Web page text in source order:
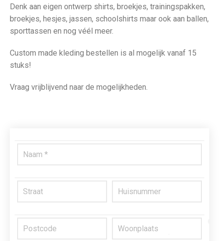
Denk aan eigen ontwerp shirts, broekjes, trainingspakken,
broekjes, hesjes, jassen, schoolshirts maar ook aan ballen,
sporttassen en nog véél meer.
Custom made kleding bestellen is al mogelijk vanaf 15
stuks!
Vraag vrijblijvend naar de mogelijkheden.